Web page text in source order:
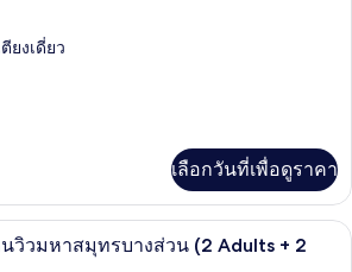
ยงเดี่ยว
เลือกวันที่เพื่อดูราคา
มินิบาร์, ตู้นิรภัยในห้องพัก, โต๊ะทำงาน,
นวิวมหาสมุทรบางส่วน (2 Adults + 2